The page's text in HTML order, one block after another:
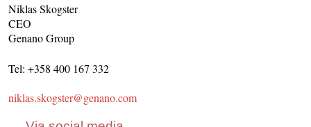
Niklas Skogster
CEO
Genano Group
Tel: +358 400 167 332
niklas.skogster@genano.com